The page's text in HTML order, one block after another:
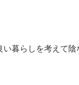
暮らしを考えて